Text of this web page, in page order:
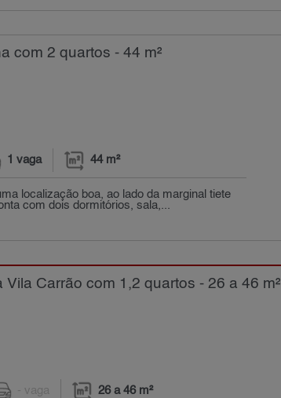
com 2 quartos - 44 m²
1 vaga 44 m²
localização boa, ao lado da marginal tiete
com dois dormitórios, sala,...
Carrão com 1,2 quartos - 26 a 46 m²
- vaga 26 a 46 m²